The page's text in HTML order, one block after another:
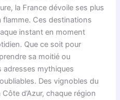
la France dévoile ses plus
flamme. Ces destinations
instant en moment
Que ce soit pour
sa moitié ou
adresses mythiques
Des vignobles du
d’Azur, chaque région